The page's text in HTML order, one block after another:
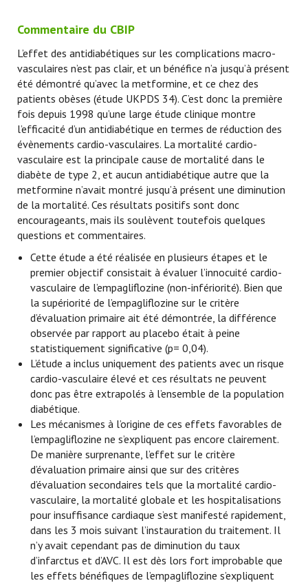
Commentaire du CBIP
L’effet des antidiabétiques sur les complications macro-
vasculaires n’est pas clair, et un bénéfice n’a jusqu’à présent
été démontré qu’avec la metformine, et ce chez des
patients obèses (étude UKPDS 34). C’est donc la première
fois depuis 1998 qu’une large étude clinique montre
l’efficacité d’un antidiabétique en termes de réduction des
évènements cardio-vasculaires. La mortalité cardio-
vasculaire est la principale cause de mortalité dans le
diabète de type 2, et aucun antidiabétique autre que la
metformine n’avait montré jusqu’à présent une diminution
de la mortalité. Ces résultats positifs sont donc
encourageants, mais ils soulèvent toutefois quelques
questions et commentaires.
Cette étude a été réalisée en plusieurs étapes et le
premier objectif consistait à évaluer l’innocuité cardio-
vasculaire de l’empagliflozine (non-infériorité). Bien que
la supériorité de l’empagliflozine sur le critère
d’évaluation primaire ait été démontrée, la différence
observée par rapport au placebo était à peine
statistiquement significative (p= 0,04).
L’étude a inclus uniquement des patients avec un risque
cardio-vasculaire élevé et ces résultats ne peuvent
donc pas être extrapolés à l’ensemble de la population
diabétique.
Les mécanismes à l’origine de ces effets favorables de
l’empagliflozine ne s’expliquent pas encore clairement.
De manière surprenante, l’effet sur le critère
d’évaluation primaire ainsi que sur des critères
d’évaluation secondaires tels que la mortalité cardio-
vasculaire, la mortalité globale et les hospitalisations
pour insuffisance cardiaque s’est manifesté rapidement,
dans les 3 mois suivant l’instauration du traitement. Il
n’y avait cependant pas de diminution du taux
d’infarctus et d’AVC. Il est dès lors fort improbable que
les effets bénéfiques de l’empagliflozine s’expliquent